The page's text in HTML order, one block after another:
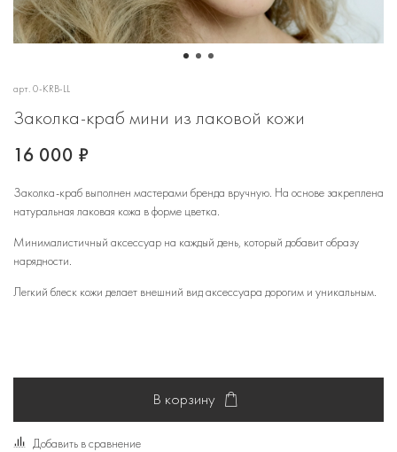
арт.0-KRB-LL
Заколка-краб мини из лаковой кожи
16 000 ₽
Заколка-краб выполнен мастерами бренда вручную. На основе закреплена
натуральная лаковая кожа в форме цветка.
Минималистичный аксессуар на каждый день, который добавит образу
нарядности.
Легкий блеск кожи делает внешний вид аксессуара дорогим и уникальным.
В корзину
Добавить в сравнение